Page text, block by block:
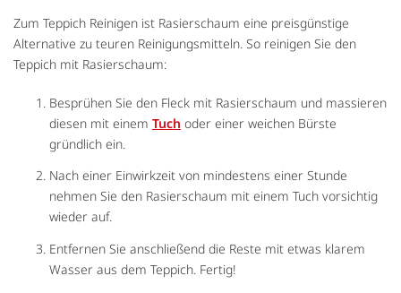
Zum Teppich Reinigen ist Rasierschaum eine preisgünstige
Alternative zu teuren Reinigungsmitteln. So reinigen Sie den
Teppich mit Rasierschaum:
Besprühen Sie den Fleck mit Rasierschaum und massieren
diesen mit einem Tuch oder einer weichen Bürste
gründlich ein.
Nach einer Einwirkzeit von mindestens einer Stunde
nehmen Sie den Rasierschaum mit einem Tuch vorsichtig
wieder auf.
Entfernen Sie anschließend die Reste mit etwas klarem
Wasser aus dem Teppich. Fertig!